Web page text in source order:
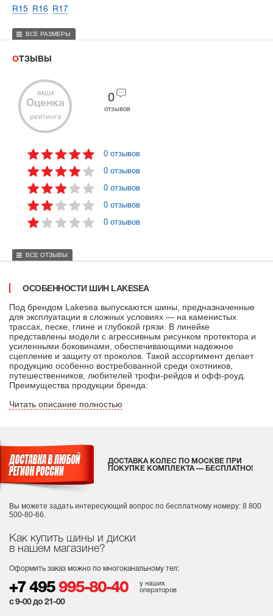
R15 R16 R17
ВСЕ РАЗМЕРЫ
ОТЗЫВЫ
ВАША
Оценка
рейтинга
0
отзывов
0 отзывов
0 отзывов
0 отзывов
0 отзывов
0 отзывов
ВСЕ ОТЗЫВЫ
ОСОБЕННОСТИ ШИН LAKESEA
Под брендом Lakesea выпускаются шины, предназначенные
для эксплуатации в сложных условиях — на каменистых
трассах, песке, глине и глубокой грязи. В линейке
представлены модели с агрессивным рисунком протектора и
усиленными боковинами, обеспечивающими надежное
сцепление и защиту от проколов. Такой ассортимент делает
продукцию особенно востребованной среди охотников,
путешественников, любителей трофи-рейдов и офф-роуд.
Преимущества продукции бренда:
Читать описание полностью
Как купить шины и диски
в нашем магазине?
Оформить заказ можно по многоканальному тел:
+7 495 995-80-40
у наших
операторов
с 9-00 до 21-00
ДОСТАВКА КОЛЕС ПО МОСКВЕ ПРИ
ПОКУПКЕ КОМПЛЕКТА — БЕСПЛАТНО!
Вы можете задать интересующий вопрос по бесплатному номеру: 8 800
500-80-66.